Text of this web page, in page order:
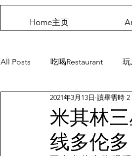
Home主页
All Posts 吃喝Restaurant 玩
餐厅优惠Restaurant's Deals
米其林
线多伦多
2021年3月13日 讀畢需時 2